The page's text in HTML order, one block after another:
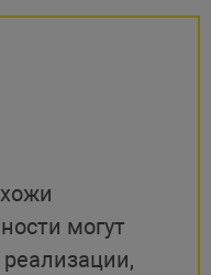
;
могут